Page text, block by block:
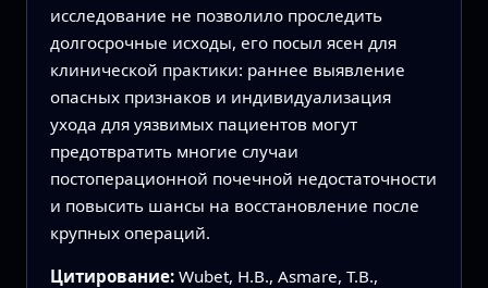
исследование не позволило проследить
долгосрочные исходы, его посыл ясен для
клинической практики: раннее выявление
опасных признаков и индивидуализация
ухода для уязвимых пациентов могут
предотвратить многие случаи
постоперационной почечной недостаточности
и повысить шансы на восстановление после
крупных операций.
Цитирование: Wubet, H.B., Asmare, T.B.,